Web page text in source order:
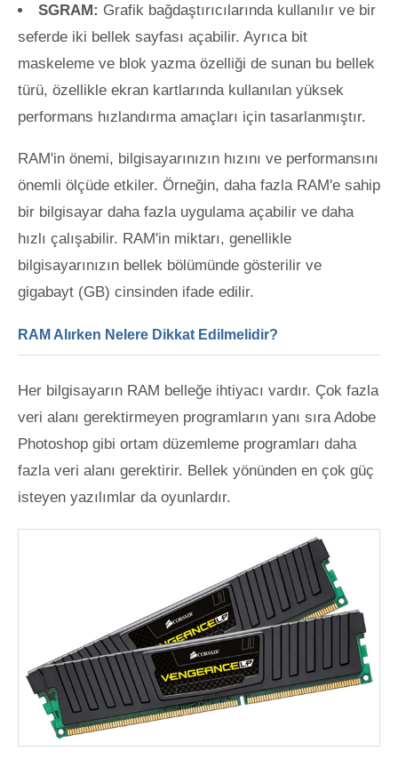
SGRAM: Grafik bağdaştırıcılarında kullanılır ve bir
seferde iki bellek sayfası açabilir. Ayrıca bit
maskeleme ve blok yazma özelliği de sunan bu bellek
türü, özellikle ekran kartlarında kullanılan yüksek
performans hızlandırma amaçları için tasarlanmıştır.
RAM'in önemi, bilgisayarınızın hızını ve performansını
önemli ölçüde etkiler. Örneğin, daha fazla RAM'e sahip
bir bilgisayar daha fazla uygulama açabilir ve daha
hızlı çalışabilir. RAM'in miktarı, genellikle
bilgisayarınızın bellek bölümünde gösterilir ve
gigabayt (GB) cinsinden ifade edilir.
RAM Alırken Nelere Dikkat Edilmelidir?
Her bilgisayarın RAM belleğe ihtiyacı vardır. Çok fazla
veri alanı gerektirmeyen programların yanı sıra Adobe
Photoshop gibi ortam düzemleme programları daha
fazla veri alanı gerektirir. Bellek yönünden en çok güç
isteyen yazılımlar da oyunlardır.